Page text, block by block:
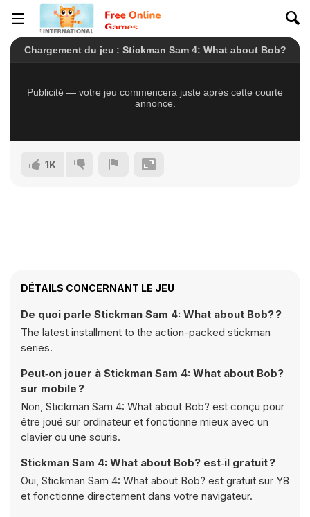
1K
DÉTAILS CONCERNANT LE JEU
De quoi parle Stickman Sam 4: What about Bob? ?
The latest installment to the action-packed stickman
series.
Peut‑on jouer à Stickman Sam 4: What about Bob?
sur mobile ?
Non, Stickman Sam 4: What about Bob? est conçu pour
être joué sur ordinateur et fonctionne mieux avec un
clavier ou une souris.
Stickman Sam 4: What about Bob? est‑il gratuit ?
Oui, Stickman Sam 4: What about Bob? est gratuit sur Y8
et fonctionne directement dans votre navigateur.